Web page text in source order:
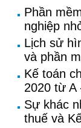
Phần
nghiệp
Lịch sử
và phần
Kế toán
2020 từ A
Sự khác
thuế và